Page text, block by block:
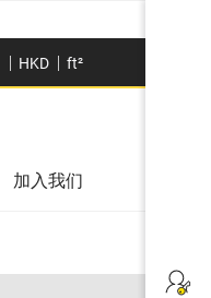
HKD ft²
加入我们